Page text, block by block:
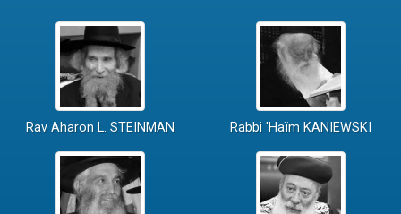
Rav Aharon L. STEINMAN Rabbi 'Haïm KANIEWSKI